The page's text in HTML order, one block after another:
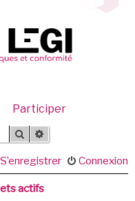
Participer
Rechercher
Connexion
S’enregistrer
actifs